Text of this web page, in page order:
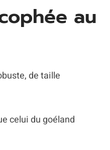
au
de taille
celui du goéland